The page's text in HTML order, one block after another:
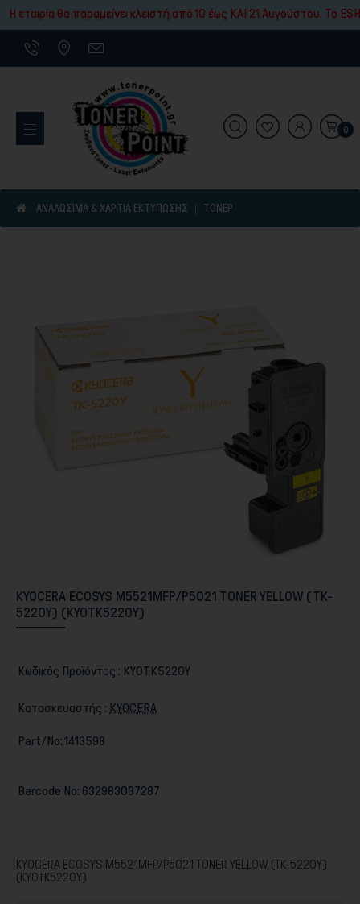
θα παραμείνει κλειστή από 10 έως ΚΑΙ 21 Αυγούστου. To
Εκτυπωτικά Μηχανήματα
Είδη γραφικής ύλης
0
ΑΝΑΛΩΣΙΜΑ & ΧΑΡΤΙΑ ΕΚΤΥΠΩΣΗΣ ΤΌΝΕΡ
KYOCERA ECOSYS M5521MFP/P5021 TONER YELLOW (TK-
5220Y) (KYOTK5220Y)
Κωδικός Προϊόντος : KYOTK5220Y
Κατασκευαστής : KYOCERA
Part/No:1413598
Barcode No: 632983037287
KYOCERA ECOSYS M5521MFP/P5021 TONER YELLOW (TK-5220Y)
(KYOTK5220Y)